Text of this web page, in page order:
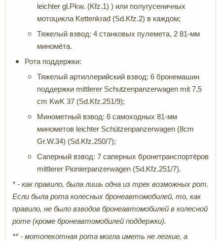
leichter gl.Pkw. (Kfz.1) ) или полугусеничных
мотоцикла Kettenkrad (Sd.Kfz.2) в каждом;
Тяжелый взвод: 4 станковых пулемета, 2 81-мм
миномёта.
Рота поддержки:
Тяжелый артиллерийский взвод: 6 бронемашин
поддержки mittlerer Schutzenpanzerwagen mit 7,5
cm KwK 37 (Sd.Kfz.251/9);
Минометный взвод: 6 самоходных 81-мм
минометов leichter Schützenpanzerwagen (8cm
Gr.W.34) (Sd.Kfz.250/7);
Саперный взвод: 7 саперных бронетранспортёров
mittlerer Pionierpanzerwagen (Sd.Kfz.251/7).
* - как правило, была лишь одна из трех возможных рот.
Если была рота колесных бронеавтомобилей, то, как
правило, не было взводов бронеавтомобилей в колесной
роте (кроме бронеавтомобилей поддержки).
** - мотопехотная рота могла иметь не легкие, а